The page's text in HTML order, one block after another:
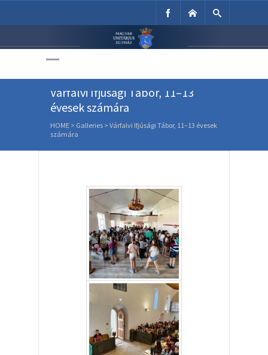
Unitárius Egyház
Várfalvi Ifjúsági Tábor, 11–13
évesek számára
HOME > Galleries > Várfalvi Ifjúsági Tábor, 11–13 évesek
számára